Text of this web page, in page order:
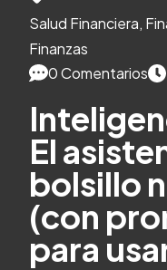
Salud Financiera,
Finanzas
0 Comentarios
El
bolsillo
(con
para